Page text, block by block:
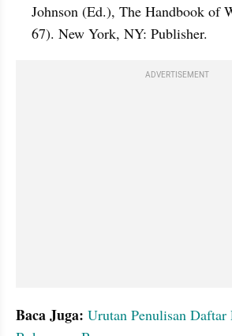
Johnson (Ed.), The Handbook of
67). New York, NY: Publisher.
ADVERTISEMENT
Baca Juga: Urutan Penulisan Daftar